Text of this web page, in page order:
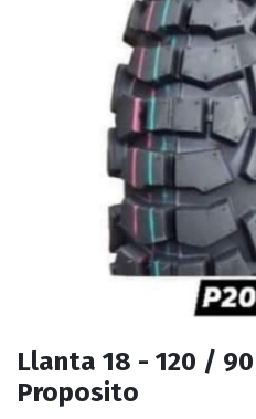
Llanta 18 - 120 /
Proposito